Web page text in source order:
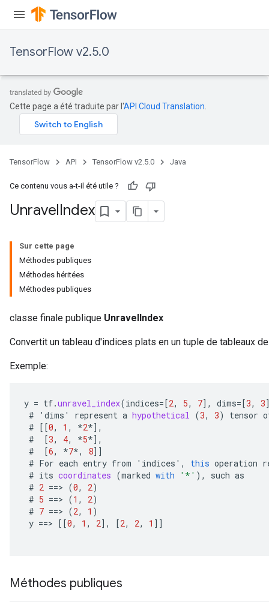
TensorFlow v2.5.0
Cette page a été traduite par l'API Cloud Translation
TensorFlow API TensorFlow v2.5.0 Java
Ce contenu vous a-t-il été utile ?
UnravelIndex
Sur cette page
Méthodes publiques
Méthodes héritées
Méthodes publiques
classe finale publique UnravelIndex
Convertit un tableau d'indices plats en un tuple de tableaux
Exemple:
y = tf.unravel_index(indices=[2, 5, 7] , dims=[3, 3
#
' dims ' represent a hypothetical (3, 3) tensor
# [[0, 1 , *2*] ,
#
[3, 4, *5*] ,
#
[6, *7*, 8]]
# For each entry from ' indices ' , this operation
# its coordinates (marked with '*' ), such as
# 2 ==> (0, 2)
# 5 ==> (1 , 2)
# 7 ==> (2, 1 )
y ==> [[0, 1 , 2] , [2, 2, 1 ]]
Méthodes publiques